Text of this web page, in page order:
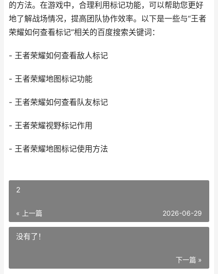
的方法。在游戏中，合理利用标记功能，可以帮助您更好
地了解战场情况，提高团队协作效率。以下是一些与“王者
荣耀如何查看标记”相关的百度搜索关键词：
- 王者荣耀如何查看敌人标记
- 王者荣耀地图标记功能
- 王者荣耀如何查看队友标记
- 王者荣耀视野标记作用
- 王者荣耀地图标记使用方法
2
« 上一篇 2026-06-29
没有了！
下一篇 »